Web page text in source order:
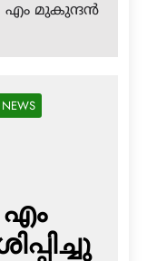
എം മുകുന്ദന്‍
NEWS